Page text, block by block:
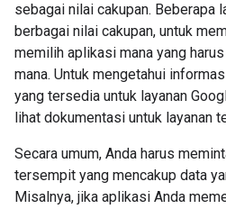
sebagai nilai cakupan. Beberapa
berbagai nilai cakupan, untuk
memilih aplikasi mana yang
mana. Untuk mengetahui
yang tersedia untuk layanan
lihat dokumentasi untuk layanan
Secara umum, Anda harus
tersempit yang mencakup data
Misalnya, jika aplikasi Anda